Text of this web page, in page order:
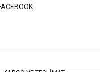
KARGO VE TESLIMAT